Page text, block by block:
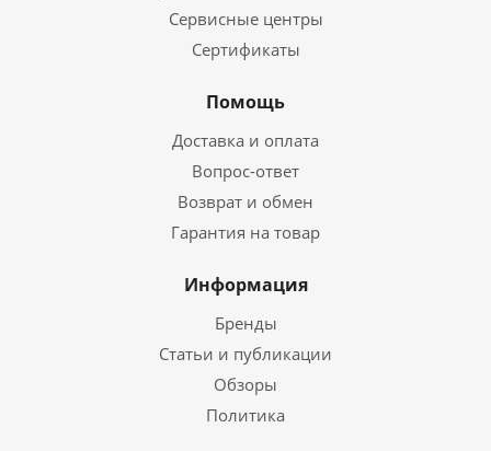
Сервисные центры
Сертификаты
Помощь
Доставка и оплата
Вопрос-ответ
Возврат и обмен
Гарантия на товар
Информация
Бренды
Статьи и публикации
Обзоры
Политика